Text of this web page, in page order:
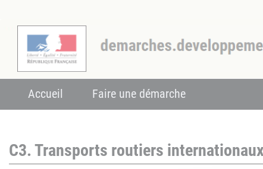
Accueil Faire une démarche
C3. Transports routiers